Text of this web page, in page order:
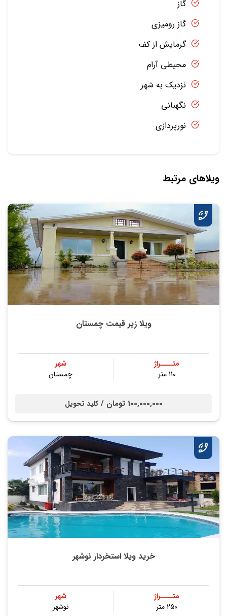
گاز
گاز رومیزی
گرمایش از کف
محیطی آرام
نزدیک به شهر
نگهبانی
نورپردازی
ویلاهای مرتبط
ویلا زیر قیمت چمستان
متــــراژ
110 متر
شهر
چمستان
100,000,000 تومان / کلید تحویل
خرید ویلا استخردار نوشهر
متــــراژ
250 متر
شهر
نوشهر